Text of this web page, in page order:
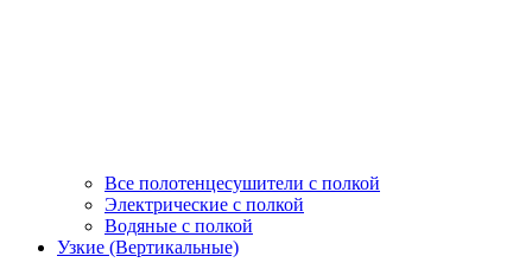
Все полотенцесушители с полкой
Электрические с полкой
Водяные с полкой
Узкие (Вертикальные)